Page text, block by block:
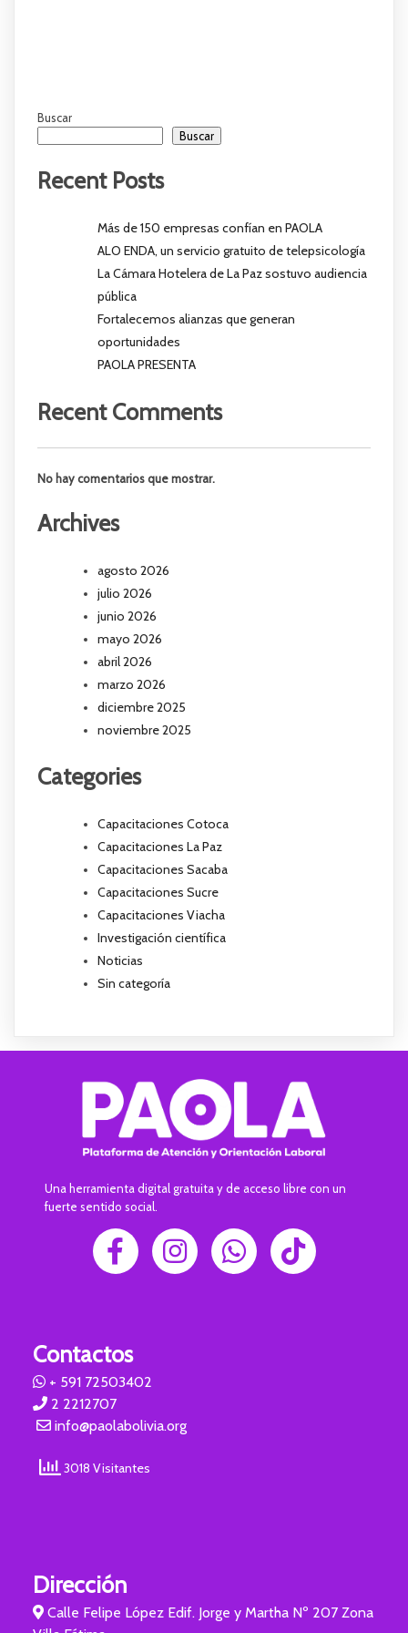
Buscar
Buscar
Recent Posts
Más de 150 empresas confían en PAOLA
ALO ENDA, un servicio gratuito de telepsicología
La Cámara Hotelera de La Paz sostuvo audiencia
pública
Fortalecemos alianzas que generan
oportunidades
PAOLA PRESENTA
Recent Comments
No hay comentarios que mostrar.
Archives
agosto 2026
julio 2026
junio 2026
mayo 2026
abril 2026
marzo 2026
diciembre 2025
noviembre 2025
Categories
Capacitaciones Cotoca
Capacitaciones La Paz
Capacitaciones Sacaba
Capacitaciones Sucre
Capacitaciones Viacha
Investigación científica
Noticias
Sin categoría
Una herramienta digital gratuita y de acceso libre con un
fuerte sentido social.
Contactos
+ 591 72503402
2 2212707
info@paolabolivia.org
3018 Visitantes
Dirección
Calle Felipe López Edif. Jorge y Martha Nº 207 Zona